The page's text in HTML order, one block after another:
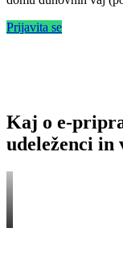
Prijavita se
Kaj o e-
udeleženci in